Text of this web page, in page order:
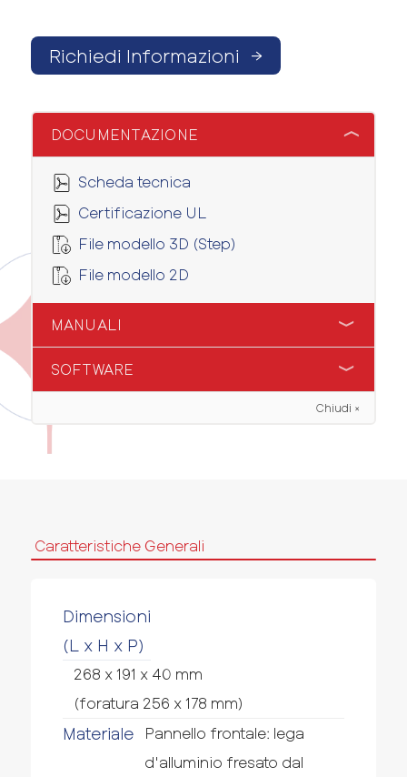
Richiedi Informazioni →
DOCUMENTAZIONE
Scheda tecnica
Certificazione UL
File modello 3D (Step)
File modello 2D
MANUALI
Manuale Utente
SOFTWARE
Chiudi ×
Caratteristiche Generali
Dimensioni
(L x H x P)
268 x 191 x 40 mm
(foratura 256 x 178 mm)
Materiale
Pannello frontale: lega
d'alluminio fresato dal